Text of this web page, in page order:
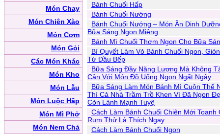
Món Chay
Món Chiên Xào
Món Cơm
Món Gỏi
Các Món Khác
Món Kho
Món Lẫu
Món Luộc Hấp
Món Mì Phở
Món Nem Chả
Bánh Chuối Hấp
Bánh Chuối Nướng
Bánh Chuối Nướng – Món Ăn Dinh
Bữa Sáng Ngon Miệng
Bánh Mì Chuối Thơm Ngon Cho Bữa
Bí Quyết Làm Vỏ Bánh Chuối Ngon,
Từ Đầu Bếp
Bữa Sáng Đầy Năng Lượng Mà Không
Cân Với Món Đồ Uống Ngon Ngất Ngây
Bữa Sáng Làm Món Bánh Mì Cuộn Thế
Thì Cả Nhà Trầm Trồ Khen Vì Đã Ngon
Còn Lành Mạnh Tuyệ
Cách Làm Bánh Chuối Chiên Mới Toanh
Rụm Thử Là Thích Ngay
Cách Làm Bánh Chuối Ngon